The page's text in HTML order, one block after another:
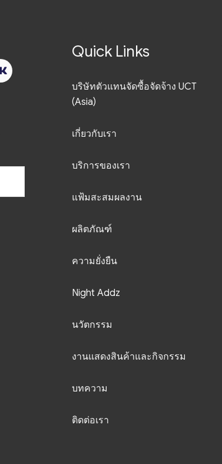
Quick Links
บริษัทตัวแทนจัดซื้อจัดจ้าง UCT
(Asia)
เกี่ยวกับเรา
บริการของเรา
แฟ้มสะสมผลงาน
ผลิตภัณฑ์
ความยั่งยืน
Night Addz
นวัตกรรม
งานแสดงสินค้าและกิจกรรม
บทความ
ติดต่อเรา